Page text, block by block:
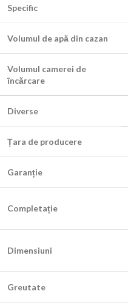
Specific
Volumul de apă din cazan
Volumul camerei de
încărcare
Diverse
Țara de producere
Garanție
Completație
Dimensiuni
Greutate